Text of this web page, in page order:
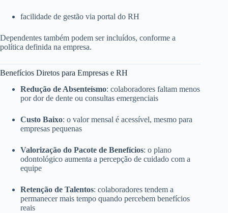
facilidade de gestão via portal do RH
Dependentes também podem ser incluídos, conforme a
política definida na empresa.
Benefícios Diretos para Empresas e RH
Redução de Absenteísmo: colaboradores faltam menos
por dor de dente ou consultas emergenciais
Custo Baixo: o valor mensal é acessível, mesmo para
empresas pequenas
Valorização do Pacote de Benefícios: o plano
odontológico aumenta a percepção de cuidado com a
equipe
Retenção de Talentos: colaboradores tendem a
permanecer mais tempo quando percebem benefícios
reais